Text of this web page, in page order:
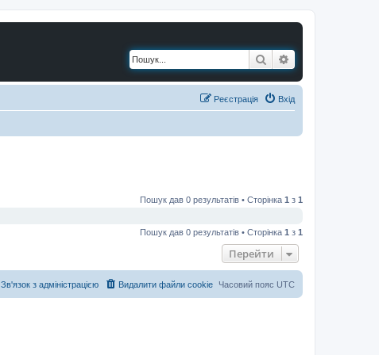
Пошук
Вхід
Реєстрація
Пошук дав 0 результатів • Сторінка 1 з 1
Пошук дав 0 результатів • Сторінка 1 з 1
Перейти
Часовий пояс UTC
Видалити файли cookie
Зв'язок з адміністрацією